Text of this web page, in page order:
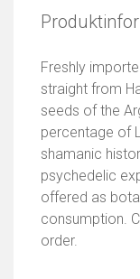
Freshly
straight from
seeds of the
percentage of
shamanic
psychedelic
offered as
consumption.
order.